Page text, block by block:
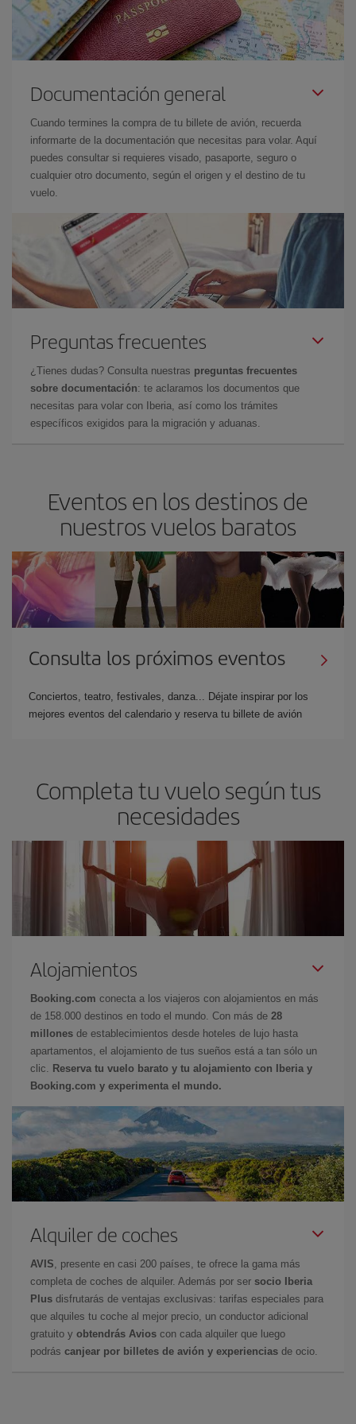
Documentación general
Cuando termines la compra de tu billete de avión, recuerda
informarte de la documentación que necesitas para volar. Aquí
puedes consultar si requieres visado, pasaporte, seguro o
cualquier otro documento, según el origen y el destino de tu
vuelo.
Preguntas frecuentes
¿Tienes dudas? Consulta nuestras preguntas frecuentes
sobre documentación: te aclaramos los documentos que
necesitas para volar con Iberia, así como los trámites
específicos exigidos para la migración y aduanas.
Eventos en los destinos de
nuestros vuelos baratos
Consulta los próximos eventos
Conciertos, teatro, festivales, danza... Déjate inspirar por los
mejores eventos del calendario y reserva tu billete de avión
Completa tu vuelo según tus
necesidades
Alojamientos
Booking.com conecta a los viajeros con alojamientos en más
de 158.000 destinos en todo el mundo. Con más de 28
millones de establecimientos desde hoteles de lujo hasta
apartamentos, el alojamiento de tus sueños está a tan sólo un
clic.
Reserva tu vuelo barato y tu alojamiento con Iberia y
Booking.com y experimenta el mundo.
Alquiler de coches
AVIS , presente en casi 200 países, te ofrece la gama más
completa de coches de alquiler. Además por ser socio Iberia
Plus disfrutarás de ventajas exclusivas: tarifas especiales para
que alquiles tu coche al mejor precio, un conductor adicional
gratuito y obtendrás Avios con cada alquiler que luego
podrás canjear por billetes de avión y experiencias de ocio.